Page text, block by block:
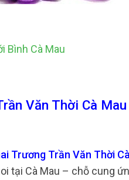
Bình Cà Mau
Văn Thời Cà
Trương Trần Văn Thời
tại Cà Mau – chỗ cung